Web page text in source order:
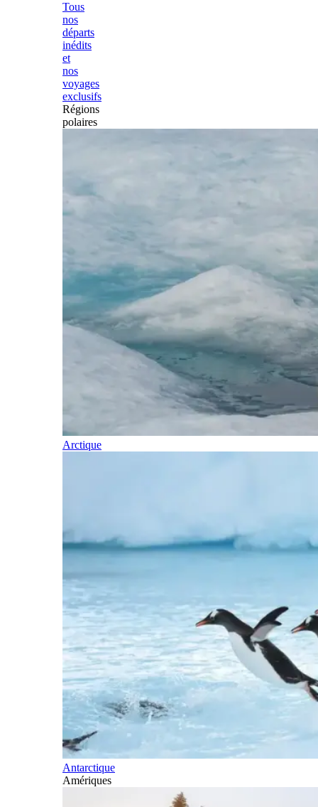
Tous
nos
départs
inédits
et
nos
voyages
exclusifs
Régions
polaires
Arctique
Antarctique
Amériques